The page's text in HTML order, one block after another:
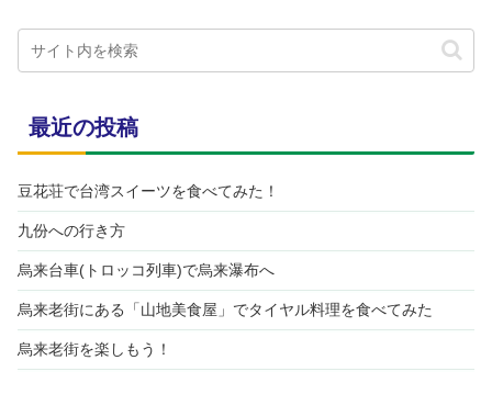
最近の投稿
豆花荘で台湾スイーツを食べてみた！
九份への行き方
烏来台車(トロッコ列車)で烏来瀑布へ
烏来老街にある「山地美食屋」でタイヤル料理を食べてみた
烏来老街を楽しもう！